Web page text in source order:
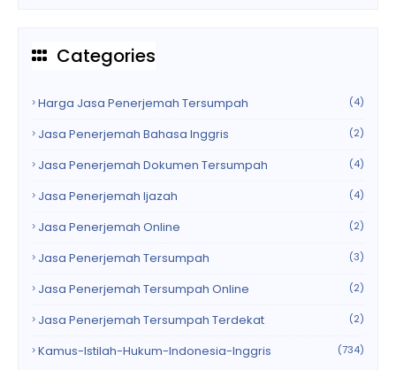
Categories
Harga Jasa Penerjemah Tersumpah (4)
Jasa Penerjemah Bahasa Inggris (2)
Jasa Penerjemah Dokumen Tersumpah (4)
Jasa Penerjemah Ijazah (4)
Jasa Penerjemah Online (2)
Jasa Penerjemah Tersumpah (3)
Jasa Penerjemah Tersumpah Online (2)
Jasa Penerjemah Tersumpah Terdekat (2)
Kamus-Istilah-Hukum-Indonesia-Inggris (734)